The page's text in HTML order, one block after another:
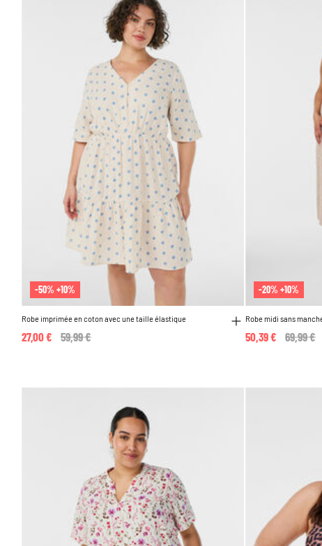
-50% +10%
Robe imprimée en coton avec une taille élastique
Price reduced from
59,99 €
27,00 €
-20% +10%
Robe midi sans
Price
69,99 €
50,39 €